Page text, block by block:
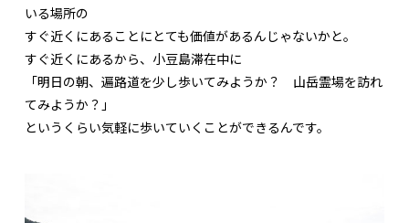
いる場所の
すぐ近くにあることにとても価値があるんじゃないかと。
すぐ近くにあるから、小豆島滞在中に
「明日の朝、遍路道を少し歩いてみようか？ 山岳霊場を訪れ
てみようか？」
というくらい気軽に歩いていくことができるんです。